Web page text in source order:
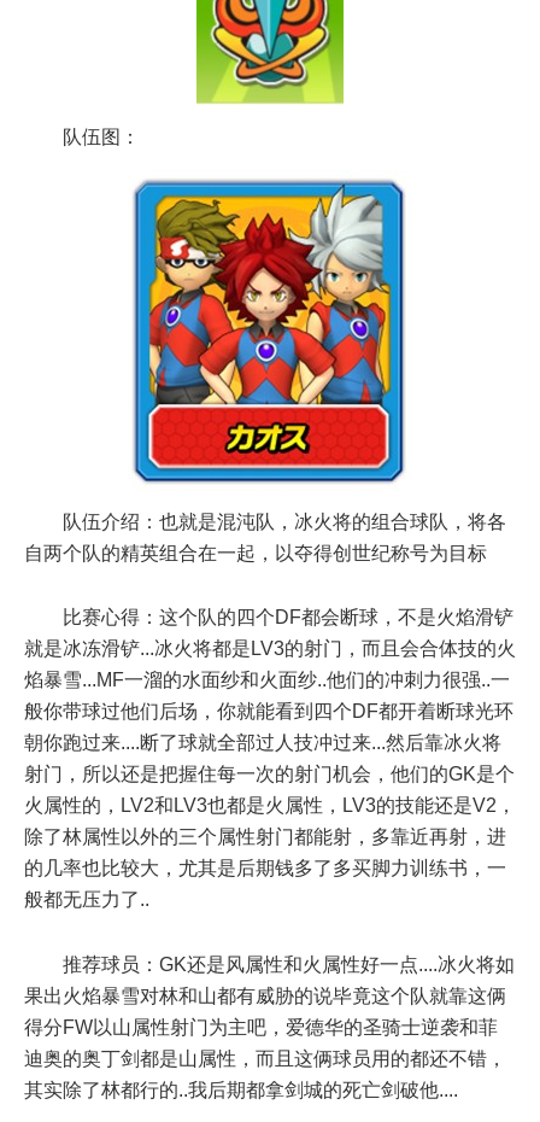
队伍图：
队伍介绍：也就是混沌队，冰火将的组合球队，将各
自两个队的精英组合在一起，以夺得创世纪称号为目标
比赛心得：这个队的四个DF都会断球，不是火焰滑铲
就是冰冻滑铲...冰火将都是LV3的射门，而且会合体技的火
焰暴雪...MF一溜的水面纱和火面纱..他们的冲刺力很强..一
般你带球过他们后场，你就能看到四个DF都开着断球光环
朝你跑过来....断了球就全部过人技冲过来...然后靠冰火将
射门，所以还是把握住每一次的射门机会，他们的GK是个
火属性的，LV2和LV3也都是火属性，LV3的技能还是V2，
除了林属性以外的三个属性射门都能射，多靠近再射，进
的几率也比较大，尤其是后期钱多了多买脚力训练书，一
般都无压力了..
推荐球员：GK还是风属性和火属性好一点....冰火将如
果出火焰暴雪对林和山都有威胁的说毕竟这个队就靠这俩
得分FW以山属性射门为主吧，爱德华的圣骑士逆袭和菲
迪奥的奥丁剑都是山属性，而且这俩球员用的都还不错，
其实除了林都行的..我后期都拿剑城的死亡剑破他....